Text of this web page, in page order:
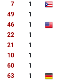
7
1
49
1
46
1
22
1
21
1
10
1
60
1
63 1